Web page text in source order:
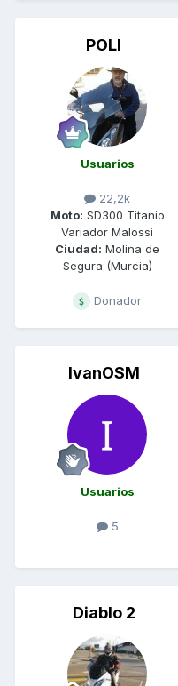
POLI
Usuarios
22,2k
Moto: SD300 Titanio
Variador Malossi
Ciudad: Molina de
Segura (Murcia)
Donador
IvanOSM
Usuarios
5
Diablo 2